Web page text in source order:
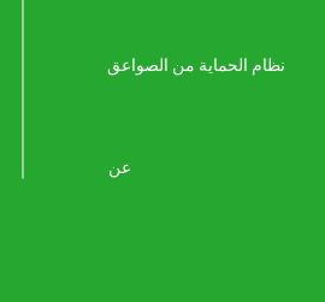
نظام الحماية من الصواعق
عن